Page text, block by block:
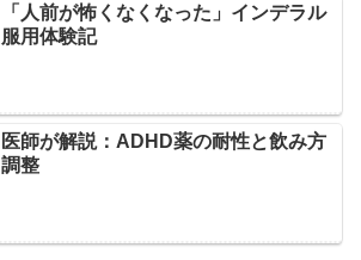
「人前が怖くなくなった」インデラル
服用体験記
医師が解説：ADHD薬の耐性と飲み方
調整